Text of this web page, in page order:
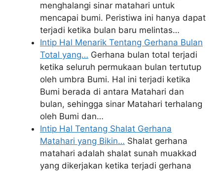
menghalangi sinar matahari untuk
mencapai bumi. Peristiwa ini hanya dapat
terjadi ketika bulan baru melintas…
Intip Hal Menarik Tentang Gerhana Bulan
Total yang… Gerhana bulan total terjadi
ketika seluruh permukaan bulan tertutup
oleh umbra Bumi. Hal ini terjadi ketika
Bumi berada di antara Matahari dan
bulan, sehingga sinar Matahari terhalang
oleh Bumi dan…
Intip Hal Tentang Shalat Gerhana
Matahari yang Bikin… Shalat gerhana
matahari adalah shalat sunah muakkad
yang dikerjakan ketika terjadi gerhana